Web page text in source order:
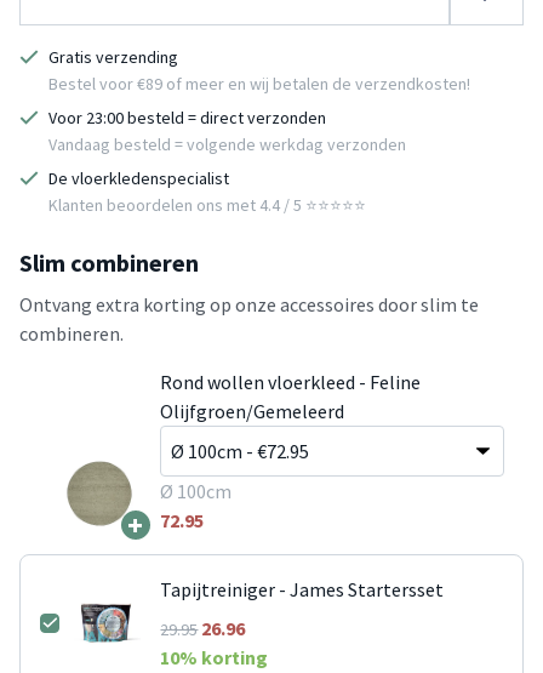
Gratis verzending
Bestel voor €89 of meer en wij betalen de verzendkosten!
Voor 23:00 besteld = direct verzonden
Vandaag besteld = volgende werkdag verzonden
De vloerkledenspecialist
Klanten beoordelen ons met 4.4 / 5 ⭐⭐⭐⭐⭐
Slim combineren
Ontvang extra korting op onze accessoires door slim te
combineren.
+
Rond wollen vloerkleed - Feline
Olijfgroen/Gemeleerd
Ø 100cm
72.95
Tapijtreiniger - James Startersset
29.9526.96
10% korting